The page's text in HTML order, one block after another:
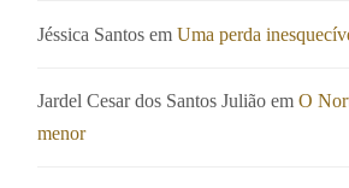
Jéssica Santos emUma perda
Jardel Cesar dos Santos Julião emO
menor